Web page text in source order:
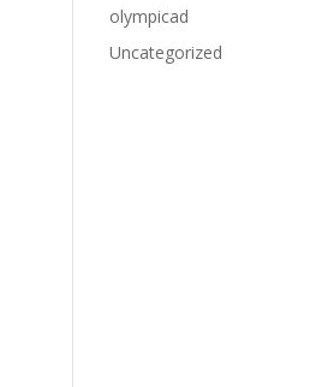
olympicad
Uncategorized